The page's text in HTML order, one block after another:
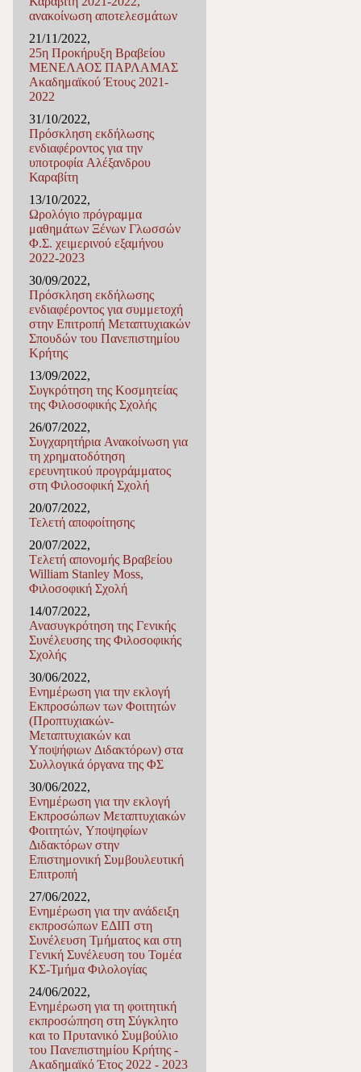
ανακοίνωση αποτελεσμάτων
21/11/2022,
25η Προκήρυξη Βραβείου
ΜΕΝΕΛΑΟΣ ΠΑΡΛΑΜΑΣ
Ακαδημαϊκού Έτους 2021-
2022
31/10/2022,
Πρόσκληση εκδήλωσης
ενδιαφέροντος για την
υποτροφία Αλέξανδρου
Καραβίτη
13/10/2022,
Ωρολόγιο πρόγραμμα
μαθημάτων Ξένων Γλωσσών
Φ.Σ. χειμερινού εξαμήνου
2022-2023
30/09/2022,
Πρόσκληση εκδήλωσης
ενδιαφέροντος για συμμετοχή
στην Επιτροπή Μεταπτυχιακών
Σπουδών του Πανεπιστημίου
Κρήτης
13/09/2022,
Συγκρότηση της Κοσμητείας
της Φιλοσοφικής Σχολής
26/07/2022,
Συγχαρητήρια Ανακοίνωση για
τη χρηματοδότηση
ερευνητικού προγράμματος
στη Φιλοσοφική Σχολή
20/07/2022,
Τελετή αποφοίτησης
20/07/2022,
Tελετή απονομής Βραβείου
William Stanley Moss,
Φιλοσοφική Σχολή
14/07/2022,
Ανασυγκρότηση της Γενικής
Συνέλευσης της Φιλοσοφικής
Σχολής
30/06/2022,
Ενημέρωση για την εκλογή
Εκπροσώπων των Φοιτητών
(Προπτυχιακών-
Μεταπτυχιακών και
Υποψήφιων Διδακτόρων) στα
Συλλογικά όργανα της ΦΣ
30/06/2022,
Ενημέρωση για την εκλογή
Εκπροσώπων Μεταπτυχιακών
Φοιτητών, Υποψηφίων
Διδακτόρων στην
Επιστημονική Συμβουλευτική
Επιτροπή
27/06/2022,
Ενημέρωση για την ανάδειξη
εκπροσώπων ΕΔΙΠ στη
Συνέλευση Τμήματος και στη
Γενική Συνέλευση του Τομέα
ΚΣ-Τμήμα Φιλολογίας
24/06/2022,
Ενημέρωση για τη φοιτητική
εκπροσώπηση στη Σύγκλητο
και το Πρυτανικό Συμβούλιο
του Πανεπιστημίου Κρήτης -
Ακαδημαϊκό Έτος 2022 - 2023